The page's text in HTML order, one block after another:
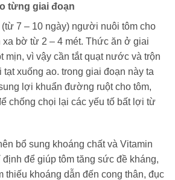
từng giai đoạn
7 – 10 ngày) người nuôi tôm cho
xa bờ từ 2 – 4 mét. Thức ăn ở giai
mịn, vì vậy cần tắt quạt nước và trộn
xuống ao. trong giai đoạn này ta
lợi khuẩn đường ruột cho tôm,
chống chọi lại các yếu tố bất lợi từ
bổ sung khoáng chất và Vitamin
để giúp tôm tăng sức đề kháng,
thiếu khoáng dẫn đến cong thân, đục